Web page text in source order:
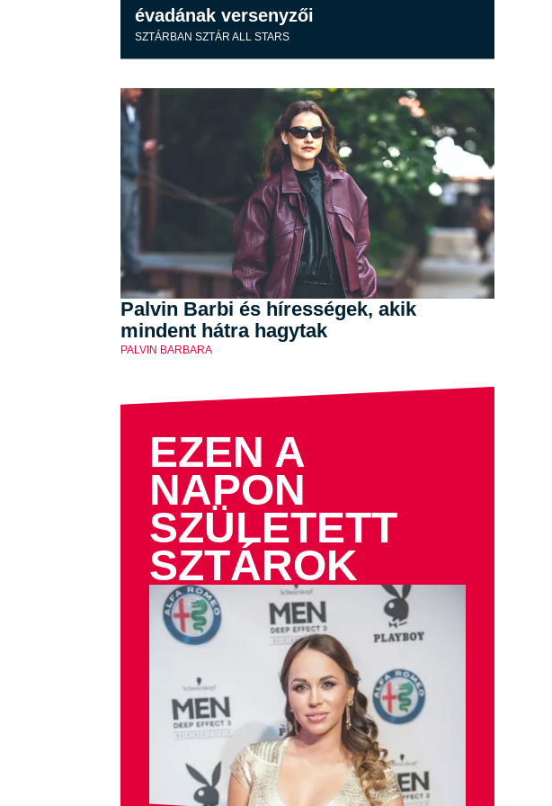
évadának versenyzői
SZTÁRBAN SZTÁR ALL STARS
Palvin Barbi és hírességek, akik
mindent hátra hagytak
PALVIN BARBARA
EZEN A
NAPON
SZÜLETETT
SZTÁROK